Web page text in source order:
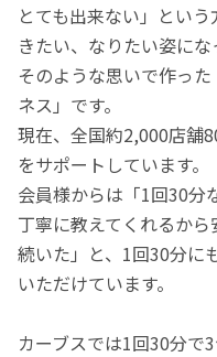
とても出来ない」とい
きたい、なりたい姿にな
そのような思いで作っ
ネス」です。
現在、全国約2,000店舗
をサポートしています。
会員様からは「1回30分
丁寧に教えてくれるか
続いた」と、1回30分に
いただけています。
カーブスでは1回30分で